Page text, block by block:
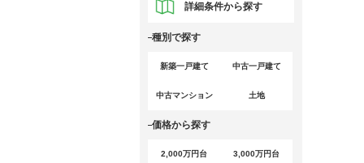
詳細条件から探す
種別で探す
新築一戸建て 中古一戸建て
中古マンション 土地
価格から探す
2,000万円台 3,000万円台